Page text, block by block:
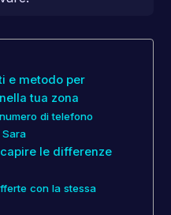
e metodo per
tua zona
di telefono
le differenze
con la stessa